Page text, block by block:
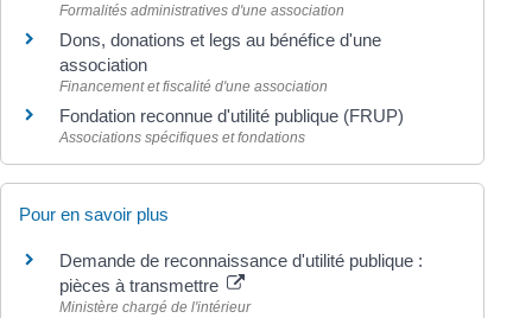
Formalités administratives d'une association
Dons, donations et legs au bénéfice d'une
association
Financement et fiscalité d'une association
Fondation reconnue d'utilité publique (FRUP)
Associations spécifiques et fondations
Pour en savoir plus
Demande de reconnaissance d'utilité publique :
pièces à transmettre
Ministère chargé de l'intérieur